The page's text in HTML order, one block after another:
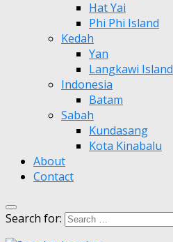
Hat Yai
Phi Phi Island
Kedah
Yan
Langkawi Island
Indonesia
Batam
Sabah
Kundasang
Kota Kinabalu
About
Contact
Search for: